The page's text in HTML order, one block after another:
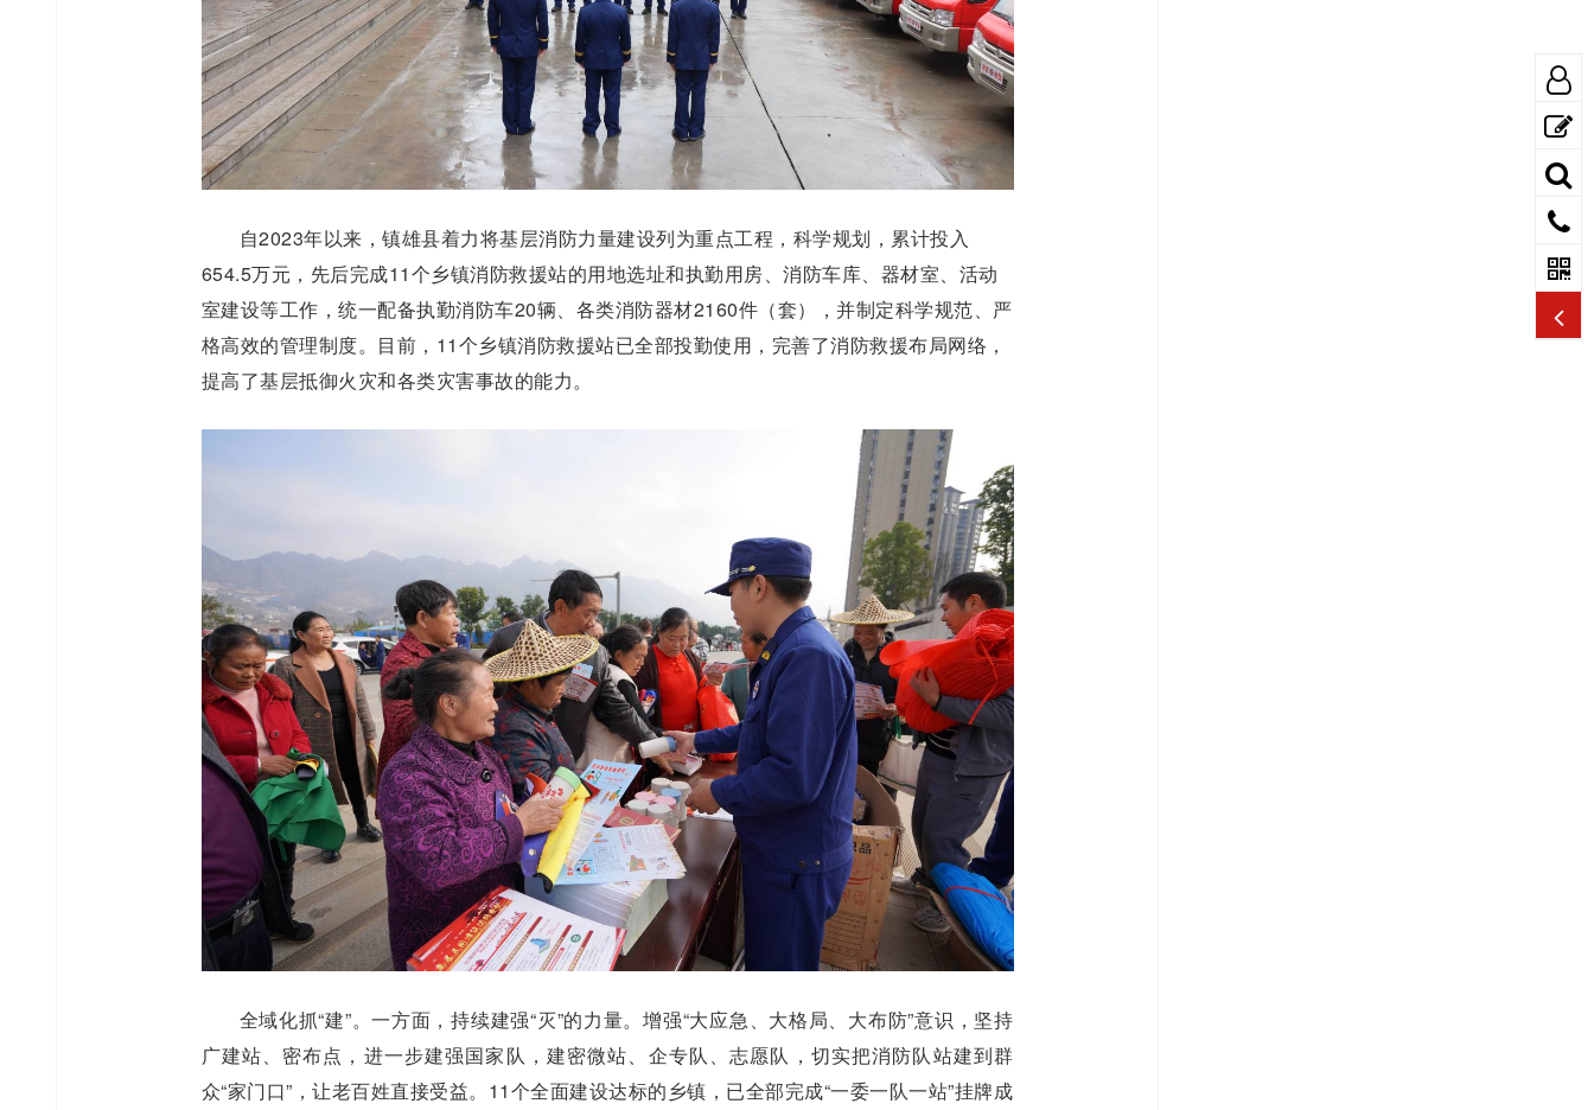
自2023年以来，镇雄县着力将基层消防力量建设列为重点工程，科学规划，累计投入
654.5万元，先后完成11个乡镇消防救援站的用地选址和执勤用房、消防车库、器材室、活动
室建设等工作，统一配备执勤消防车20辆、各类消防器材2160件（套），并制定科学规范、严
格高效的管理制度。目前，11个乡镇消防救援站已全部投勤使用，完善了消防救援布局网络，
提高了基层抵御火灾和各类灾害事故的能力。
全域化抓“建”。一方面，持续建强“灭”的力量。增强“大应急、大格局、大布防”意识，坚持
广建站、密布点，进一步建强国家队，建密微站、企专队、志愿队，切实把消防队站建到群
众“家门口”，让老百姓直接受益。11个全面建设达标的乡镇，已全部完成“一委一队一站”挂牌成